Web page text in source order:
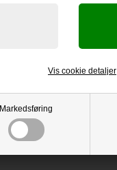
Markedsføring
Vis cookie detaljer